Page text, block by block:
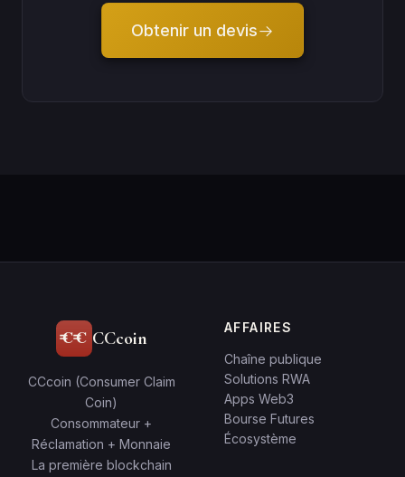
Obtenir un devis
CCcoin
CCcoin (Consumer Claim
Coin)
Consommateur +
Réclamation + Monnaie
La première blockchain
AFFAIRES
Chaîne publique
Solutions RWA
Apps Web3
Bourse Futures
Écosystème